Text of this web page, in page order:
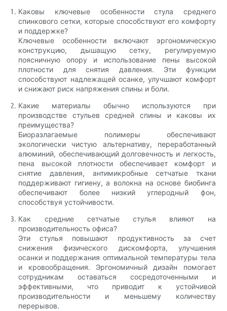
Каковы ключевые особенности стула среднего
спинкового сетки, которые способствуют его комфорту
и поддержке?
Ключевые особенности включают эргономическую
конструкцию, дышащую сетку, регулируемую
поясничную опору и использование пены высокой
плотности для снятия давления. Эти функции
способствуют надлежащей осанке, улучшают комфорт
и снижают риск напряжения спины и боли.
Какие материалы обычно используются при
производстве стульев средней спины и каковы их
преимущества?
Биоразлагаемые полимеры обеспечивают
экологически чистую альтернативу, переработанный
алюминий, обеспечивающий долговечность и легкость,
пена высокой плотности обеспечивает комфорт и
снятие давления, антимикробные сетчатые ткани
поддерживают гигиену, а волокна на основе биобинга
обеспечивают более низкий углеродный фон,
способствуя устойчивости.
Как средние сетчатые стулья влияют на
производительность офиса?
Эти стулья повышают продуктивность за счет
снижения физического дискомфорта, улучшения
осанки и поддержания оптимальной температуры тела
и кровообращения. Эргономичный дизайн помогает
сотрудникам оставаться сосредоточенными и
эффективными, что приводит к устойчивой
производительности и меньшему количеству
перерывов.